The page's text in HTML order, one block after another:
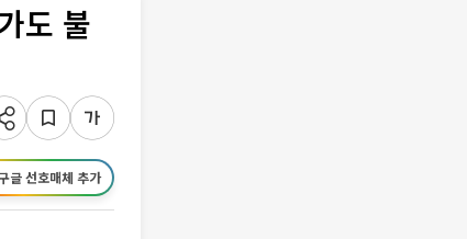
도 불
글 선호매체 추가